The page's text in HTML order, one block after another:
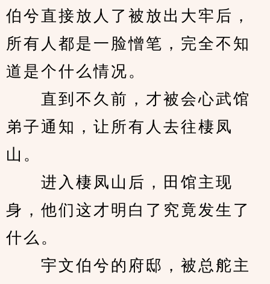
伯兮直接放人了被放出大牢后，
所有人都是一脸憎笔，完全不知
道是个什么情况。
直到不久前，才被会心武馆
弟子通知，让所有人去往棲凤
山。
进入棲凤山后，田馆主现
身，他们这才明白了究竟发生了
什么。
宇文伯兮的府邸，被总舵主